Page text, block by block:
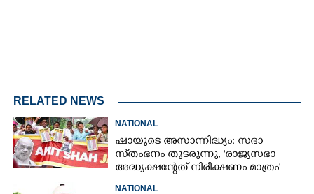
RELATED NEWS
NATIONAL
ഷായുടെ അസാന്നിദ്ധ്യം: സഭാ
സ്‌തംഭനം തുടരുന്നു, 'രാജ്യസഭാ
അദ്ധ്യക്ഷന്റേത് നിരീക്ഷണം മാത്രം'
NATIONAL